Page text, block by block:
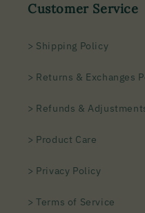
Customer Service
> Shipping Policy
> Returns & Exchanges
> Refunds &
> Product Care
> Privacy Policy
> Terms of Service